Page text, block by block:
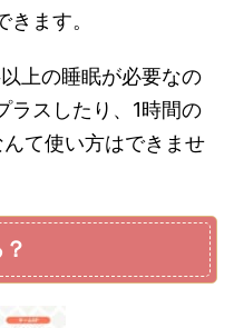
ます。
上の睡眠が必要なの
ラスしたり、1時間の
て使い方はできませ